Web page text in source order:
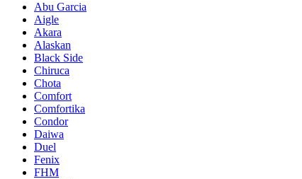
Abu Garcia
Aigle
Akara
Alaskan
Black Side
Chiruca
Chota
Comfort
Comfortika
Condor
Daiwa
Duel
Fenix
FHM